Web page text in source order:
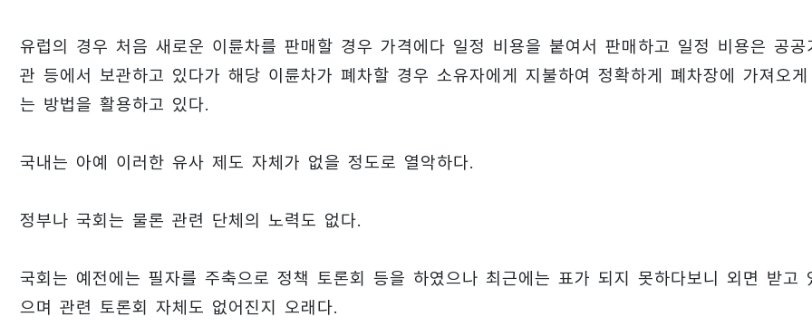
유럽의 경우 처음 새로운 이륜차를 판매할 경우 가격에다 일정 비용을 붙여서 판매하고 일정 비용은 공공
관 등에서 보관하고 있다가 해당 이륜차가 폐차할 경우 소유자에게 지불하여 정확하게 폐차장에 가져오
는 방법을 활용하고 있다.
국내는 아예 이러한 유사 제도 자체가 없을 정도로 열악하다.
정부나 국회는 물론 관련 단체의 노력도 없다.
국회는 예전에는 필자를 주축으로 정책 토론회 등을 하였으나 최근에는 표가 되지 못하다보니 외면 받고
으며 관련 토론회 자체도 없어진지 오래다.